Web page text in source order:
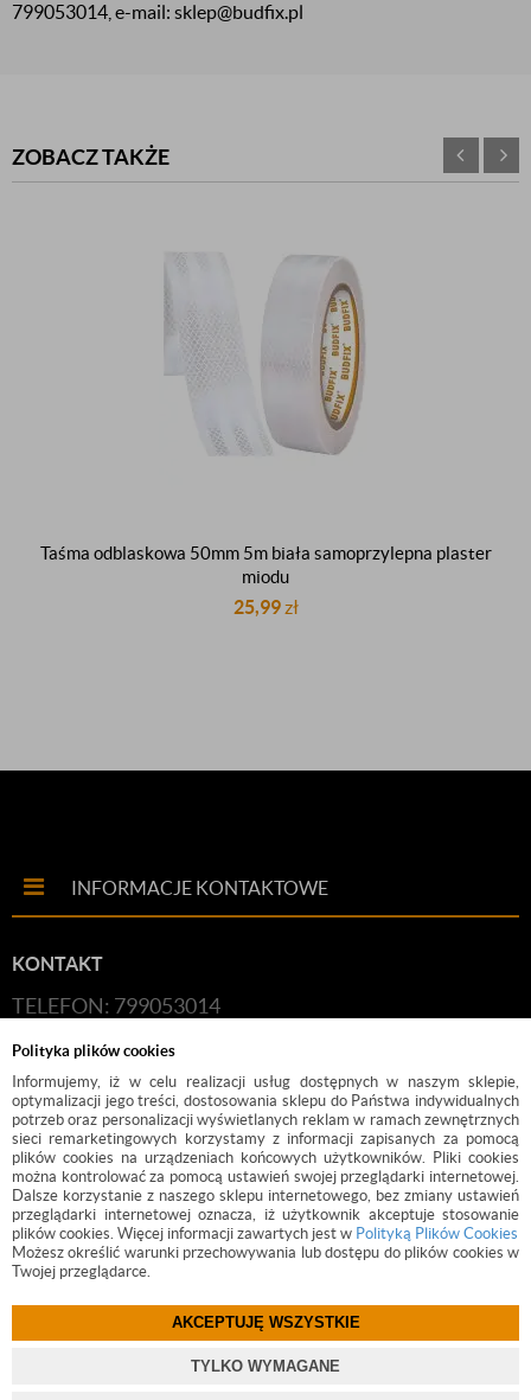
Polityka plików cookies
Informujemy, iż w celu realizacji usług dostępnych w naszym sklepie,
optymalizacji jego treści, dostosowania sklepu do Państwa indywidualnych
potrzeb oraz personalizacji wyświetlanych reklam w ramach zewnętrznych
sieci remarketingowych korzystamy z informacji zapisanych za pomocą
plików cookies na urządzeniach końcowych użytkowników. Pliki cookies
można kontrolować za pomocą ustawień swojej przeglądarki internetowej.
Dalsze korzystanie z naszego sklepu internetowego, bez zmiany ustawień
przeglądarki internetowej oznacza, iż użytkownik akceptuje stosowanie
plików cookies. Więcej informacji zawartych jest w Polityką Plików Cookies
Możesz określić warunki przechowywania lub dostępu do plików cookies w
Twojej przeglądarce.
AKCEPTUJĘ WSZYSTKIE
TYLKO WYMAGANE
799053014, e-mail: sklep@budfix.pl
ZOBACZ TAKŻE
Taśma odblaskowa 50mm 5m biała samoprzylepna plaster
miodu
25,99zł
INFORMACJE KONTAKTOWE
KONTAKT
TELEFON: 799053014
E-MAIL:HANDLOWY@BUDFIX.PL
GODZINY PRACY: 8:00-16:00 (PONIEDZIAŁEK-
PIĄTEK)
DANE FIRMY: BUDFIX JOANNA JÓŹWICKA, UL.
KOŚCIUSZKI 2, 05-140, SEROCK, NIP: 118-189-85-82